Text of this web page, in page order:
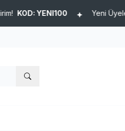
YENI100 Yeni Üyelere